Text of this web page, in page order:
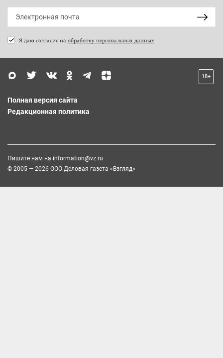
Я даю согласие на обработку персональных данных
18+
Полная версия сайта
Редакционная политика
Пишите нам на information@vz.ru
© 2005 — 2026 ООО Деловая газета «Взгляд»